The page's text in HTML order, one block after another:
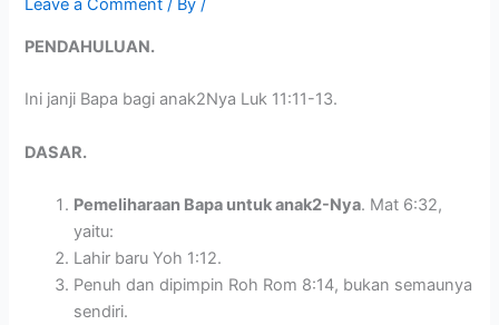
Leave a Comment / By/
PENDAHULUAN.
Ini janji Bapa bagi anak2Nya Luk 11:11-13.
DASAR.
Pemeliharaan Bapa untuk anak2-Nya. Mat 6:32,
yaitu:
Lahir baru Yoh 1:12.
Penuh dan dipimpin Roh Rom 8:14, bukan semaunya
sendiri.